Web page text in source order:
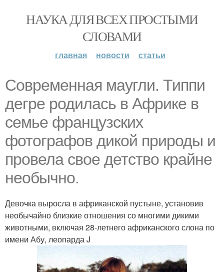
НАУКА ДЛЯ ВСЕХ ПРОСТЫМИ
СЛОВАМИ
главная новости статьи
Современная маугли. Типпи
дегре родилась в Африке в
семье французских
фотографов дикой природы и
провела свое детство крайне
необычно.
Девочка выросла в африканской пустыне, установив
необычайно близкие отношения со многими дикими
животными, включая 28-летнего африканского слона по
имени Абу, леопарда J